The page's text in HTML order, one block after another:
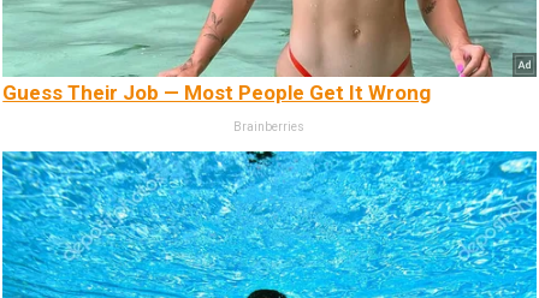
Guess Their Job — Most People Get It Wrong
Brainberries